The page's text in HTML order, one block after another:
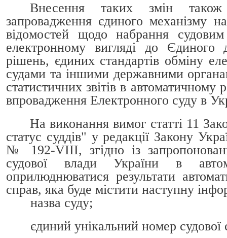
Внесення таких змін також
запровадження єдиного механізму
відомостей щодо набрання
електронному вигляді до Єдиного
рішень, єдиних стандартів обміну
судами та іншими державними
статистичних звітів в автоматичному
впровадження Електронного суду в
На виконання вимог статті 11
статус суддів" у редакції Закону
№ 192-VIII, згідно із
судової влади України в
оприлюднюватися результати
справ, яка буде містити наступну
назва суду;
єдиний унікальний номер судової